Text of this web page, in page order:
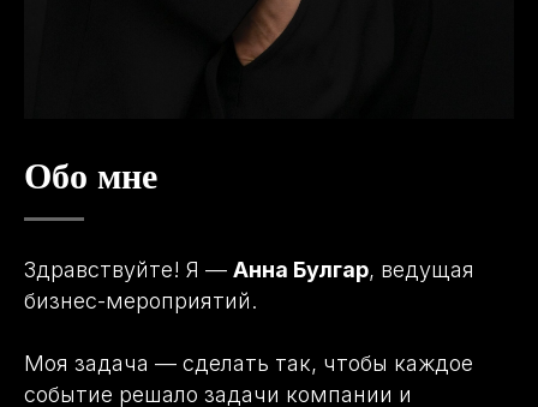
Обо мне
Здравствуйте! Я — Анна Булгар, ведущая
бизнес-мероприятий.
Моя задача — сделать так, чтобы каждое
событие решало задачи компании и